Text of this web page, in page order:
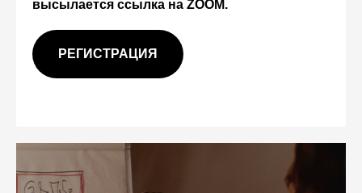
высылается ссылка на ZOOM.
РЕГИСТРАЦИЯ